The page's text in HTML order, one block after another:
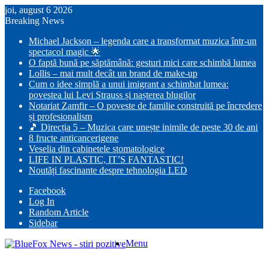
joi, august 6 2026
Breaking News
Michael Jackson – legenda care a transformat muzica într-un
spectacol magic 🌟
O faptă bună pe săptămână: gesturi mici care schimbă lumea
Lollis – mai mult decât un brand de make-up
Cum o idee simplă a unui imigrant a schimbat lumea:
povestea lui Levi Strauss și nașterea blugilor
Notariat Zamfir – O poveste de familie construită pe încredere
și profesionalism
🎵 Direcția 5 – Muzica care unește inimile de peste 30 de ani
8 fructe anticancerigene
Veselia din cabinetele stomatologice
LIFE IN PLASTIC, IT’S FANTASTIC!
Noutăți fascinante despre tehnologia LED
Facebook
Log In
Random Article
Sidebar
Menu